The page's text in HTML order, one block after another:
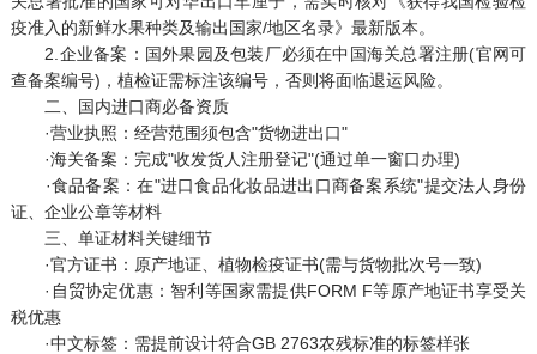
疫准入的新鲜水果种类及输出国家/地区名录》最新版本。
2.企业备案：国外果园及包装厂必须在中国海关总署注册(官网可
查备案编号)，植检证需标注该编号，否则将面临退运风险。
二、国内进口商必备资质
·营业执照：经营范围须包含"货物进出口"
·海关备案：完成"收发货人注册登记"(通过单一窗口办理)
·食品备案：在"进口食品化妆品进出口商备案系统"提交法人身份
证、企业公章等材料
三、单证材料关键细节
·官方证书：原产地证、植物检疫证书(需与货物批次号一致)
·自贸协定优惠：智利等国家需提供FORM F等原产地证书享受关
税优惠
·中文标签：需提前设计符合GB 2763农残标准的标签样张